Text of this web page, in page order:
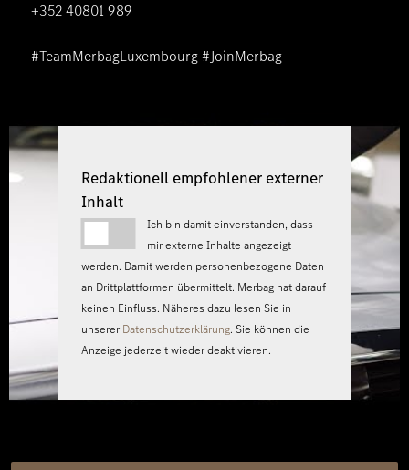
+352 40801 989
#TeamMerbagLuxembourg #JoinMerbag
Redaktionell empfohlener externer
Inhalt
Ich bin damit einverstanden, dass
mir externe Inhalte angezeigt
werden. Damit werden personenbezogene Daten
an Drittplattformen übermittelt. Merbag hat darauf
keinen Einfluss. Näheres dazu lesen Sie in
unserer Datenschutzerklärung. Sie können die
Anzeige jederzeit wieder deaktivieren.